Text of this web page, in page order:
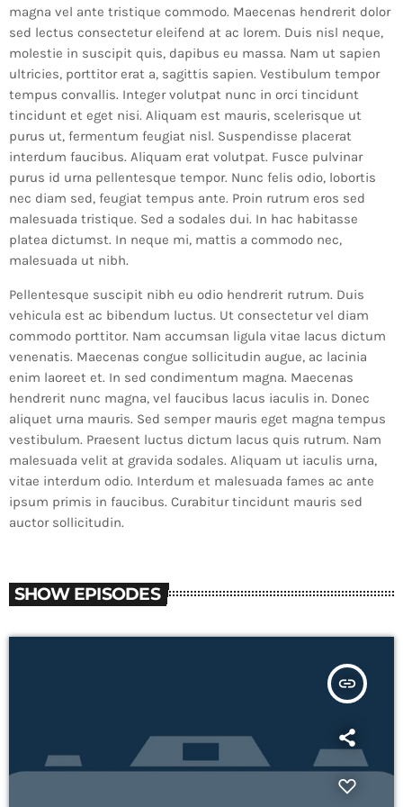
magna vel ante tristique commodo. Maecenas hendrerit dolor
sed lectus consectetur eleifend at ac lorem. Duis nisl neque,
molestie in suscipit quis, dapibus eu massa. Nam ut sapien
ultricies, porttitor erat a, sagittis sapien. Vestibulum tempor
tempus convallis. Integer volutpat nunc in orci tincidunt
tincidunt et eget nisi. Aliquam est mauris, scelerisque ut
purus ut, fermentum feugiat nisl. Suspendisse placerat
interdum faucibus. Aliquam erat volutpat. Fusce pulvinar
purus id urna pellentesque tempor. Nunc felis odio, lobortis
nec diam sed, feugiat tempus ante. Proin rutrum eros sed
malesuada tristique. Sed a sodales dui. In hac habitasse
platea dictumst. In neque mi, mattis a commodo nec,
malesuada ut nibh.
Pellentesque suscipit nibh eu odio hendrerit rutrum. Duis
vehicula est ac bibendum luctus. Ut consectetur vel diam
commodo porttitor. Nam accumsan ligula vitae lacus dictum
venenatis. Maecenas congue sollicitudin augue, ac lacinia
enim laoreet et. In sed condimentum magna. Maecenas
hendrerit nunc magna, vel faucibus lacus iaculis in. Donec
aliquet urna mauris. Sed semper mauris eget magna tempus
vestibulum. Praesent luctus dictum lacus quis rutrum. Nam
malesuada velit at gravida sodales. Aliquam ut iaculis urna,
vitae interdum odio. Interdum et malesuada fames ac ante
ipsum primis in faucibus. Curabitur tincidunt mauris sed
auctor sollicitudin.
SHOW EPISODES
insert_link